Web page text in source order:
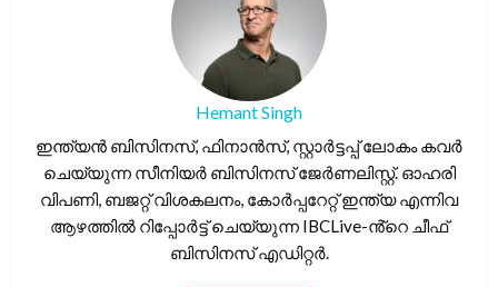
Hemant Singh
ഇന്ത്യൻ ബിസിനസ്, ഫിനാൻസ്, സ്റ്റാർട്ടപ്പ് ലോകം കവർ
ചെയ്യുന്ന സീനിയർ ബിസിനസ് ജേർണലിസ്റ്റ്. ഓഹരി
വിപണി, ബജറ്റ് വിശകലനം, കോർപ്പറേറ്റ് ഇന്ത്യ എന്നിവ
ആഴത്തിൽ റിപ്പോർട്ട് ചെയ്യുന്ന IBCLive-ൻ്റെ ചീഫ്
ബിസിനസ് എഡിറ്റർ.